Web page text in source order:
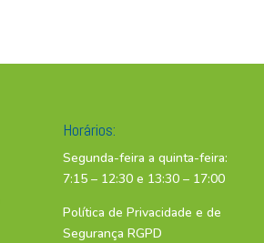
Horários:
Segunda-feira a quinta-feira:
7:15 – 12:30 e 13:30 – 17:00
Política de Privacidade e de
Segurança RGPD